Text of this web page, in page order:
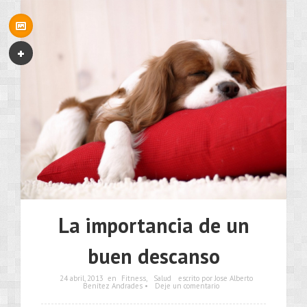
La importancia de un
buen descanso
24 abril, 2013 en Fitness, Salud escrito por Jose Alberto
Benítez Andrades • Deje un comentario